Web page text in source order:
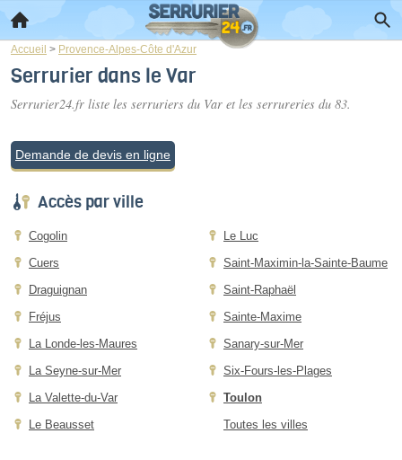
Accueil > Provence-Alpes-Côte d'Azur
Serrurier dans le Var
Serrurier24.fr liste les serruriers du Var et les serrureries du 83.
Demande de devis en ligne
Accès par ville
Cogolin
Cuers
Draguignan
Fréjus
La Londe-les-Maures
La Seyne-sur-Mer
La Valette-du-Var
Le Beausset
Le Luc
Saint-Maximin-la-Sainte-Baume
Saint-Raphaël
Sainte-Maxime
Sanary-sur-Mer
Six-Fours-les-Plages
Toulon
Toutes les villes